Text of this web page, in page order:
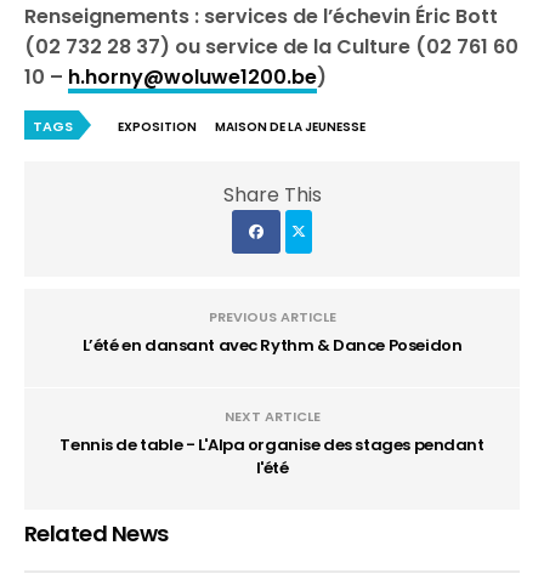
Renseignements : services de l’échevin Éric Bott
(02 732 28 37) ou service de la Culture (02 761 60
10 – h.horny@woluwe1200.be)
TAGS EXPOSITION MAISON DE LA JEUNESSE
Share This
PREVIOUS ARTICLE
L’été en dansant avec Rythm & Dance Poseidon
NEXT ARTICLE
Tennis de table - L'Alpa organise des stages pendant
l'été
Related News